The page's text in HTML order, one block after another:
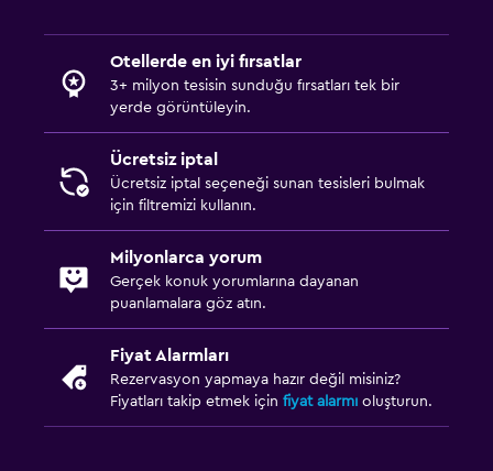
Otellerde en iyi fırsatlar
3+ milyon tesisin sunduğu fırsatları tek bir
yerde görüntüleyin.
Ücretsiz iptal
Ücretsiz iptal seçeneği sunan tesisleri bulmak
için filtremizi kullanın.
Milyonlarca yorum
Gerçek konuk yorumlarına dayanan
puanlamalara göz atın.
Fiyat Alarmları
Rezervasyon yapmaya hazır değil misiniz?
Fiyatları takip etmek için fiyat alarmı oluşturun.